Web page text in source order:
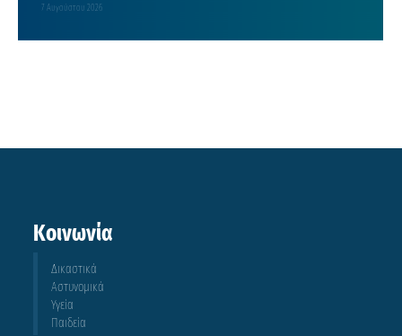
7 Αυγούστου 2026
Κοινωνία
Δικαστικά
Αστυνομικά
Υγεία
Παιδεία